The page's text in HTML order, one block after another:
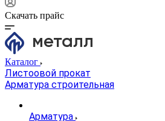
Скачать прайс
Каталог
Листоовой прокат
Арматура строительная
Арматура